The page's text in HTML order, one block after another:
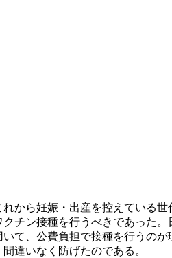
から妊娠・出産を控えている世
チン接種を行うべきであった
いて、公費負担で接種を行うの
違いなく防げたのである。